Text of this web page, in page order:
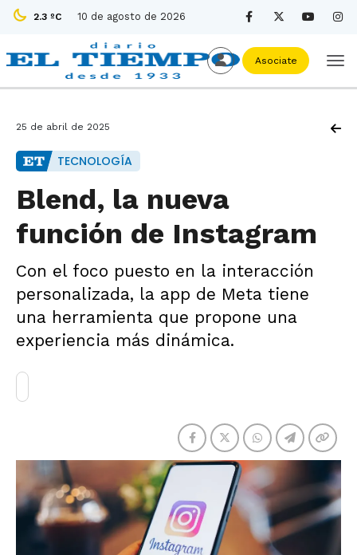
2.3 ºC 10 de agosto de 2026
Asociate
25 de abril de 2025
TECNOLOGÍA
Blend, la nueva
función de Instagram
Con el foco puesto en la interacción
personalizada, la app de Meta tiene
una herramienta que propone una
experiencia más dinámica.